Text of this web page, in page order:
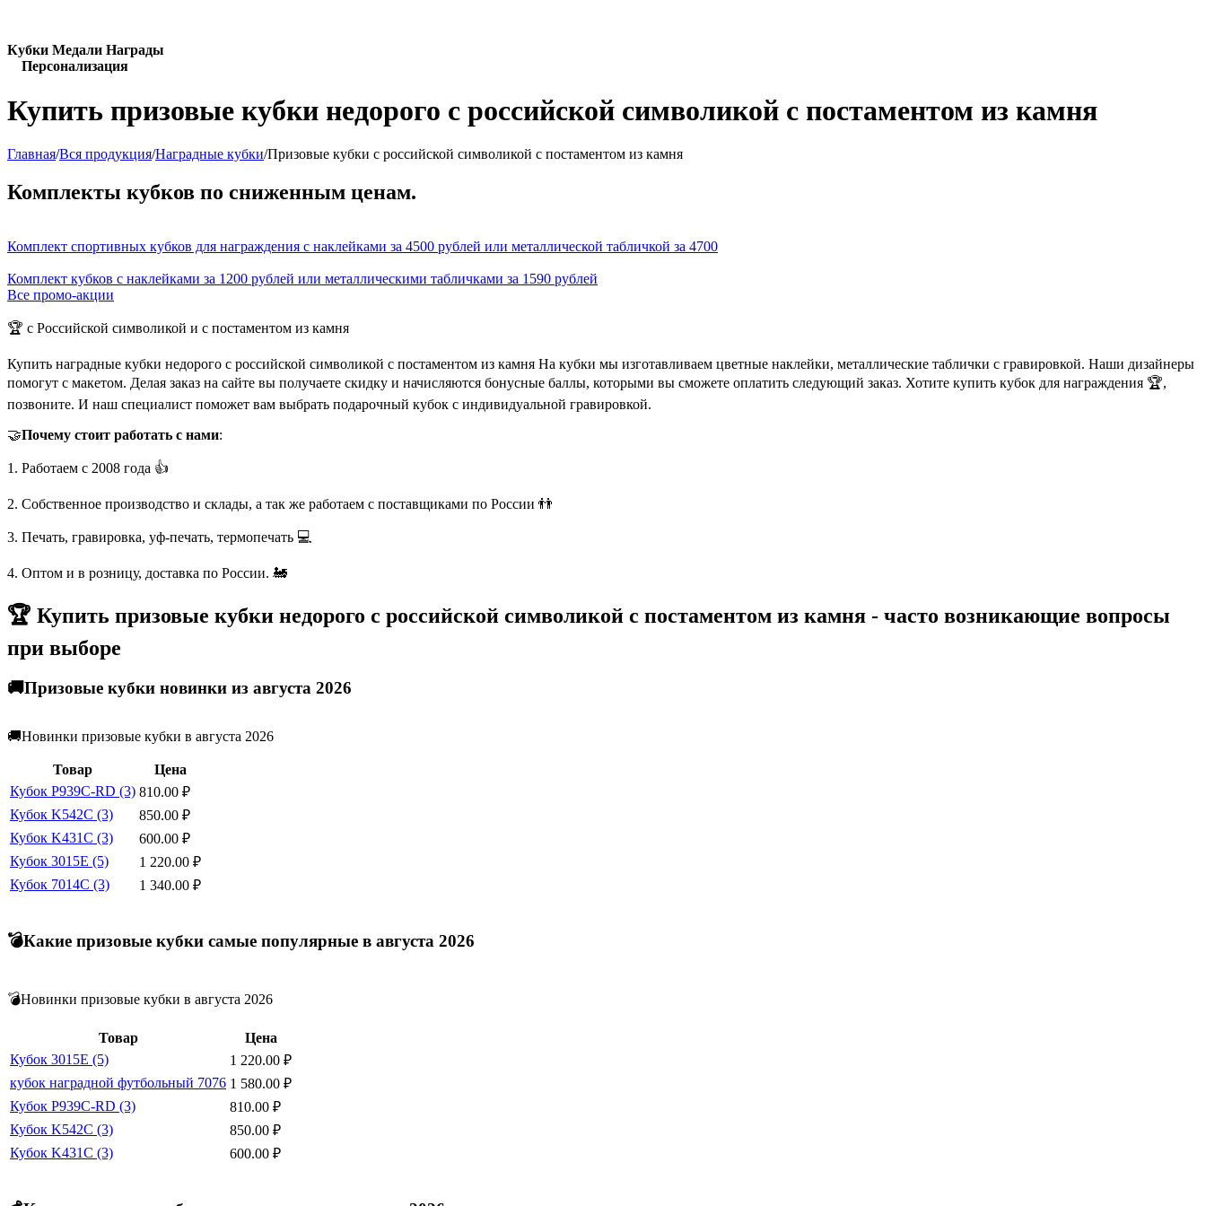
Кубки Медали Награды
Персонализация
Купить призовые кубки недорого с российской символикой с постаментом из камня
Главная/Вся продукция/Наградные кубки/Призовые кубки с российской символикой с постаментом из камня
Комплекты кубков по сниженным ценам.
Комплект спортивных кубков для награждения с наклейками за 4500 рублей или металлической табличкой за 4700
Комплект кубков с наклейками за 1200 рублей или металлическими табличками за 1590 рублей
Все промо-акции
🏆 с Российской символикой и с постаментом из камня
Купить наградные кубки недорого с российской символикой с постаментом из камня На кубки мы изготавливаем цветные наклейки, металлические таблички с гравировкой. Наши дизайнеры
помогут с макетом. Делая заказ на сайте вы получаете скидку и начисляются бонусные баллы, которыми вы сможете оплатить следующий заказ. Хотите купить кубок для награждения 🏆,
позвоните. И наш специалист поможет вам выбрать подарочный кубок с индивидуальной гравировкой.
🤝Почему стоит работать с нами:
1. Работаем с 2008 года 👍
2. Собственное производство и склады, а так же работаем с поставщиками по России 👬
3. Печать, гравировка, уф-печать, термопечать 💻
4. Оптом и в розницу, доставка по России. 🚂
🏆 Купить призовые кубки недорого с российской символикой с постаментом из камня - часто возникающие вопросы
при выборе
🚚Призовые кубки новинки из августа 2026
🚚Новинки призовые кубки в августа 2026
Товар
Цена
Кубок P939C-RD (3) 810.00 ₽
Кубок K542C (3)
850.00 ₽
Кубок K431C (3)
600.00 ₽
Кубок 3015E (5)
1 220.00 ₽
Кубок 7014C (3)
1 340.00 ₽
💣Какие призовые кубки самые популярные в августа 2026
💣Новинки призовые кубки в августа 2026
Товар
Цена
Кубок 3015E (5)
1 220.00 ₽
кубок наградной футбольный 7076 1 580.00 ₽
Кубок P939C-RD (3)
810.00 ₽
Кубок K542C (3)
850.00 ₽
Кубок K431C (3)
600.00 ₽